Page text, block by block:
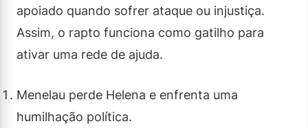
apoiado quando sofrer ataque ou injustiça.
Assim, o rapto funciona como gatilho para
ativar uma rede de ajuda.
Menelau perde Helena e enfrenta uma
humilhação política.